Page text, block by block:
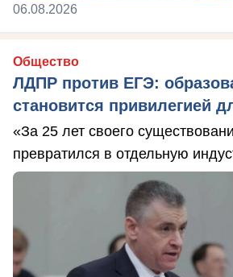
06.08.2026
Общество
ЛДПР против ЕГЭ:
становится привилегией
«За 25 лет своего
превратился в отдельную